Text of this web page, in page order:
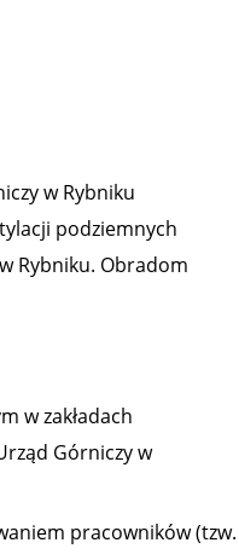
w Rybniku
podziemnych
Rybniku. Obradom
w zakładach
Górniczy w
pracowników